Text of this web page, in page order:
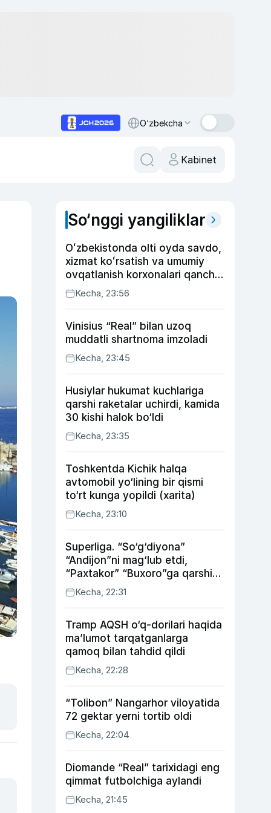
O‘zbekcha
Kabinet
So‘nggi yangiliklar
Oʻzbekistonda olti oyda savdo,
xizmat koʻrsatish va umumiy
ovqatlanish korxonalari qancha
soliq toʻlagani ochiqlandi
Kecha, 23:56
Vinisius “Real” bilan uzoq
muddatli shartnoma imzoladi
Kecha, 23:45
Husiylar hukumat kuchlariga
qarshi raketalar uchirdi, kamida
30 kishi halok bo‘ldi
Kecha, 23:35
Toshkentda Kichik halqa
avtomobil yo‘lining bir qismi
to‘rt kunga yopildi (xarita)
Kecha, 23:10
Superliga. “So‘g‘diyona”
“Andijon”ni mag‘lub etdi,
“Paxtakor” “Buxoro”ga qarshi
bahsda g‘alabani qo‘ldan
chiqardi
Kecha, 22:31
Tramp AQSH o‘q-dorilari haqida
ma’lumot tarqatganlarga
qamoq bilan tahdid qildi
Kecha, 22:28
“Tolibon” Nangarhor viloyatida
72 gektar yerni tortib oldi
Kecha, 22:04
Diomande “Real” tarixidagi eng
qimmat futbolchiga aylandi
Kecha, 21:45